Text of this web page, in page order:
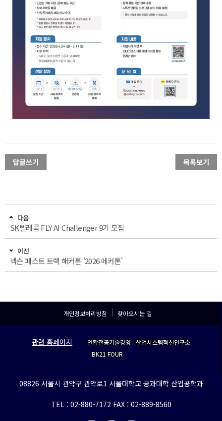
답글쓰기 목록보기
다음
SK텔레콤 FLY AI Challenger 9기 모집
이전
넥슨 패스트 트랙 해커톤 '2026 메커톤'
개인정보처리방침 찾아오시는 길
관련 홈페이지 연합전공기술경영 산업시스템혁신연구소
BK21 FOUR
08826 서울시 관악구 관악로1 서울대학교 공과대학 산업공학과
TEL : 02-880-7172 FAX : 02-889-8560